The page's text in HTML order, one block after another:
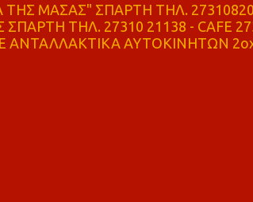
ΜΑΣΑΣ" ΣΠΑΡΤΗ ΤΗΛ.
ΤΗΛ. 27310 21138 - CAFE
ΑΝΤΑΛΛΑΚΤΙΚΑ ΑΥΤΟΚΙΝΗΤΩΝ